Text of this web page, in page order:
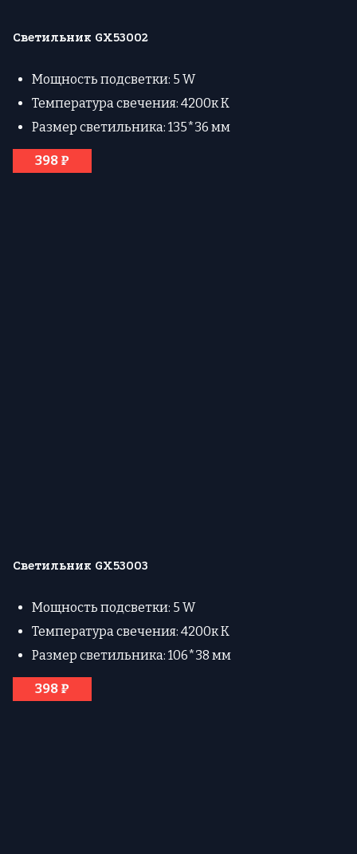
Светильник GX53002
Мощность подсветки: 5 W
Температура свечения: 4200к К
Размер светильника: 135*36 мм
398 ₽
Светильник GX53003
Мощность подсветки: 5 W
Температура свечения: 4200к К
Размер светильника: 106*38 мм
398 ₽